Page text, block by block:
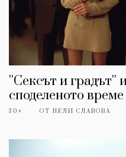
''Сексът и градът''
споделеното време
30+ ОТ НЕЛИ СЛАВОВА